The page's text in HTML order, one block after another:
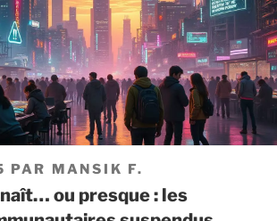
PAR MANSIK F.
ou presque : les